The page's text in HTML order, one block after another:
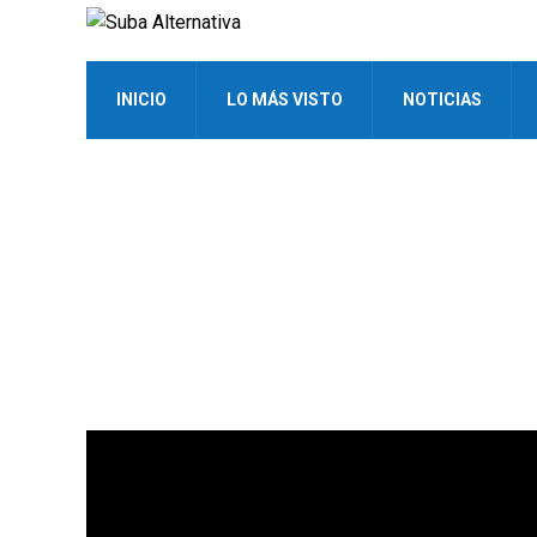
INICIO LO MÁS VISTO NOTICIAS